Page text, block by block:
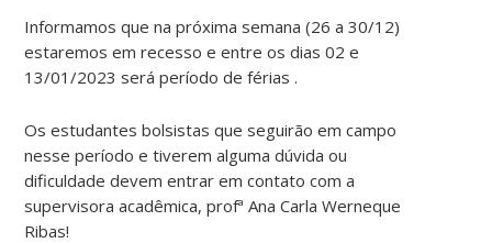
Informamos que na próxima semana (26 a 30/12)
estaremos em recesso e entre os dias 02 e
13/01/2023 será período de férias .
Os estudantes bolsistas que seguirão em campo
nesse período e tiverem alguma dúvida ou
dificuldade devem entrar em contato com a
supervisora acadêmica, profª Ana Carla Werneque
Ribas!